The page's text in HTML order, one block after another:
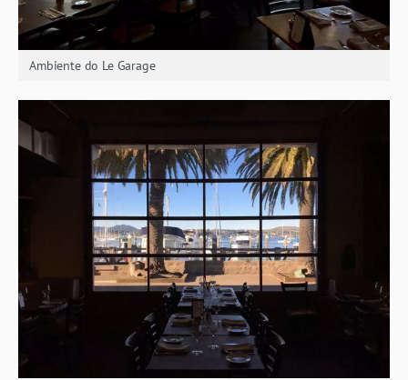
Ambiente do Le Garage